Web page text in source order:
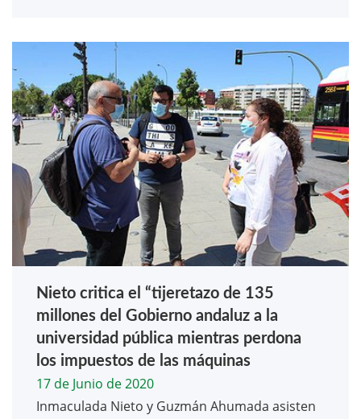
Nieto critica el “tijeretazo de 135
millones del Gobierno andaluz a la
universidad pública mientras perdona
los impuestos de las máquinas
17 de Junio de 2020
Inmaculada Nieto y Guzmán Ahumada asisten